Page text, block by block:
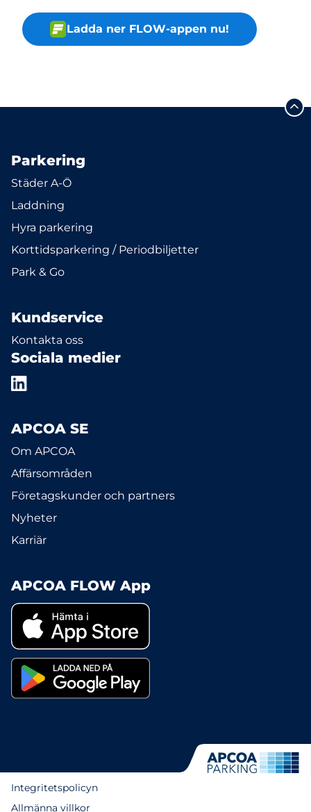
Ladda ner FLOW-appen nu!
Parkering
Städer A-Ö
Laddning
Hyra parkering
Korttidsparkering / Periodbiljetter
Park & Go
Kundservice
Kontakta oss
Sociala medier
APCOA SE
Om APCOA
Affärsområden
Företagskunder och partners
Nyheter
Karriär
APCOA FLOW App
Integritetspolicyn
Allmänna villkor